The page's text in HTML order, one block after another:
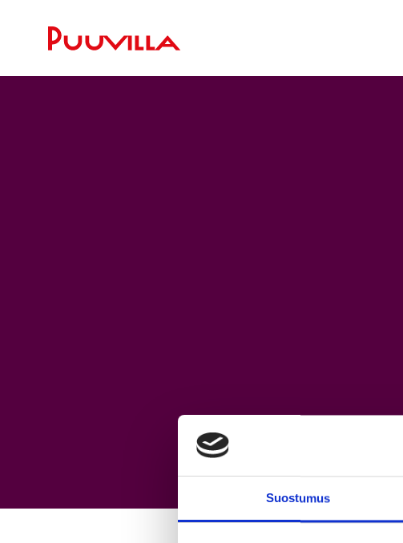
Suostumus